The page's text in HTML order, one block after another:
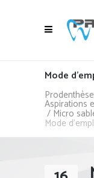
Mode
Aspirations
/ Micro
Mode